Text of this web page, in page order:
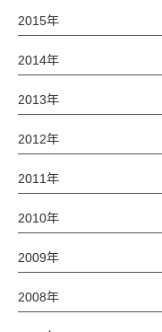
2015年
2014年
2013年
2012年
2011年
2010年
2009年
2008年